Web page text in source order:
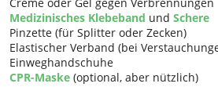
Medizinisches Klebeband und Schere
Pinzette (für Splitter oder Zecken)
Elastischer Verband (bei
Einweghandschuhe
CPR-Maske (optional, aber nützlich)